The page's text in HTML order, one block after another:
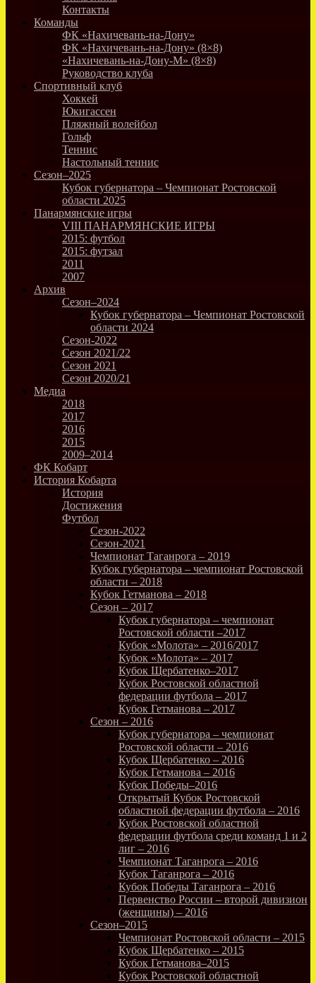
Контакты
Команды
ФК «Нахичевань-на-Дону»
ФК «Нахичевань-на-Дону» (8×8)
«Нахичевань-на-Дону-М» (8×8)
Руководство клуба
Спортивный клуб
Хоккей
Юкигассен
Пляжный волейбол
Гольф
Теннис
Настольный теннис
Сезон–2025
Кубок губернатора – Чемпионат Ростовской
области 2025
Панармянские игры
VIII ПАНАРМЯНСКИЕ ИГРЫ
2015: футбол
2015: футзал
2011
2007
Архив
Сезон–2024
Кубок губернатора – Чемпионат Ростовской
области 2024
Сезон-2022
Сезон 2021/22
Сезон 2021
Сезон 2020/21
Медиа
2018
2017
2016
2015
2009–2014
ФК Кобарт
История Кобарта
История
Достижения
Футбол
Сезон-2022
Сезон-2021
Чемпионат Таганрога – 2019
Кубок губернатора – чемпионат Ростовской
области – 2018
Кубок Гетманова – 2018
Сезон – 2017
Кубок губернатора – чемпионат
Ростовской области –2017
Кубок «Молота» – 2016/2017
Кубок «Молота» – 2017
Кубок Щербатенко–2017
Кубок Ростовской областной
федерации футбола – 2017
Кубок Гетманова – 2017
Сезон – 2016
Кубок губернатора – чемпионат
Ростовской области – 2016
Кубок Щербатенко – 2016
Кубок Гетманова – 2016
Кубок Победы–2016
Открытый Кубок Ростовской
областной федерации футбола – 2016
Кубок Ростовской областной
федерации футбола среди команд 1 и 2
лиг – 2016
Чемпионат Таганрога – 2016
Кубок Таганрога – 2016
Кубок Победы Таганрога – 2016
Первенство России – второй дивизион
(женщины) – 2016
Сезон–2015
Чемпионат Ростовской области – 2015
Кубок Щербатенко – 2015
Кубок Гетманова–2015
Кубок Ростовской областной